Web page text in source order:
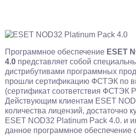
Программное обеспечение ESET
4.0 представляет собой
дистрибутивами программных
прошли сертификацию ФСТЭК по
(сертификат соответствия ФСТЭК
Действующим клиентам ESET
количества лицензий, достаточно
ESET NOD32 Platinum Pack 4.0. и
данное программное обеспечение